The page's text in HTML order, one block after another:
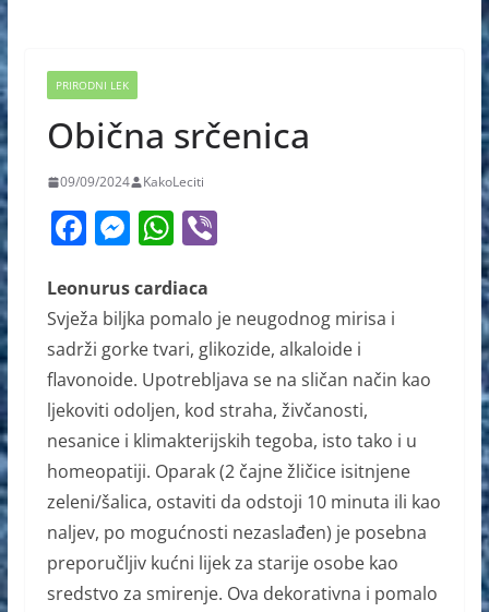
PRIRODNI LEK
Obična srčenica
09/09/2024 KakoLeciti
F
c
e
b
o
o
k
M
ss
e
n
g
er
W
at
s
A
p
p
Vi
Leonurus cardiaca
Svježa biljka pomalo je neugodnog mirisa i
sadrži gorke tvari, glikozide, alkaloide i
flavonoide. Upotrebljava se na sličan način kao
ljekoviti odoljen, kod straha, živčanosti,
nesanice i klimakterijskih tegoba, isto tako i u
homeopatiji. Oparak (2 čajne žličice isitnjene
zeleni/šalica, ostaviti da odstoji 10 minuta ili kao
naljev, po mogućnosti nezaslađen) je posebna
preporučljiv kućni lijek za starije osobe kao
sredstvo za smirenje. Ova dekorativna i pomalo